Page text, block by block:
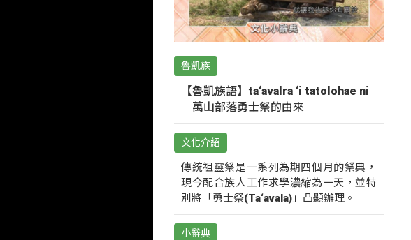
魯凱族
【魯凱族語】ta‘avalra ‘i tatolohae ni
｜萬山部落勇士祭的由來
文化介紹
傳統祖靈祭是一系列為期四個月的祭典，
現今配合族人工作求學濃縮為一天，並特
別將「勇士祭(Ta‘avala)」凸顯辦理。
小辭典